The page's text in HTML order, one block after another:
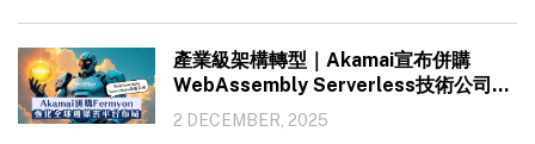
產業級架構轉型｜Akamai宣布併購
WebAssembly Serverless技術公司
Fermyon
2 DECEMBER, 2025